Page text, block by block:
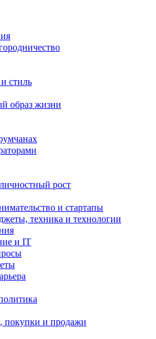
стиль
образ жизни
рост
и стартапы
техника и технологии
и IT
и продажи